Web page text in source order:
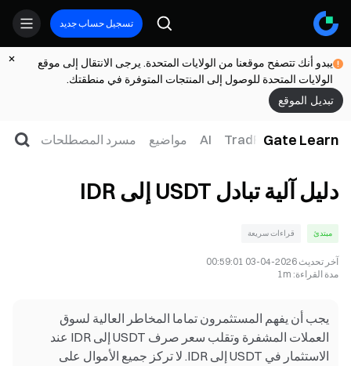
تسجيل حساب جديد
يبدو أنك تتصفح موقعنا من الولايات المتحدة. يرجى الانتقال إلى موقع
الولايات المتحدة للوصول إلى المنتجات المتوفرة في منطقتك.
تبديل الموقع
Gate Learn
ويب3 TradFi
AI مواضيع مسرد المصطلحات
دليل آلية تبادل USDT إلى IDR
مبتدئ قراءات سريعة
آخر تحديث2026-04-03 00:59:01
مدة القراءة:
1m
يجب أن يفهم المستثمرون تماما المخاطر العالية لسوق
العملات المشفرة وتقلب سعر صرف USDT إلى IDR عند
الاستثمار في USDT إلى IDR. لا تركز جميع الأموال على